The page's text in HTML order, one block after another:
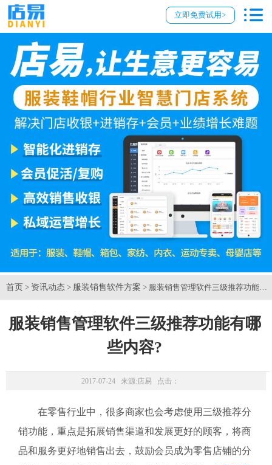
立即免费试用>
首页 > 资讯动态 > 服装销售软件方案 > 服装销售管理软件三级推荐功能有
服装销售管理软件三级推荐功能有哪
些内容?
2017-07-24 来源:店易 点击：
在零售行业中，很多商家也会考虑使用三级推荐分
销功能，重点是拓展销售渠道和发展更好的顾客，将商
品和服务更好地销售出去，鼓励会员成为零售店铺的分